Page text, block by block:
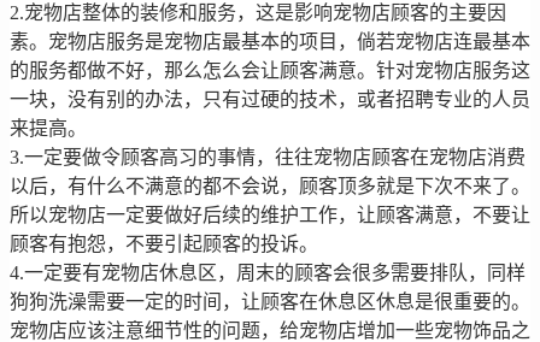
2.宠物店整体的装修和服务，这是影响宠物店顾客的主要因
素。宠物店服务是宠物店最基本的项目，倘若宠物店连最基本
的服务都做不好，那么怎么会让顾客满意。针对宠物店服务这
一块，没有别的办法，只有过硬的技术，或者招聘专业的人员
来提高。
3.一定要做令顾客高习的事情，往往宠物店顾客在宠物店消费
以后，有什么不满意的都不会说，顾客顶多就是下次不来了。
所以宠物店一定要做好后续的维护工作，让顾客满意，不要让
顾客有抱怨，不要引起顾客的投诉。
4.一定要有宠物店休息区，周末的顾客会很多需要排队，同样
狗狗洗澡需要一定的时间，让顾客在休息区休息是很重要的。
宠物店应该注意细节性的问题，给宠物店增加一些宠物饰品之